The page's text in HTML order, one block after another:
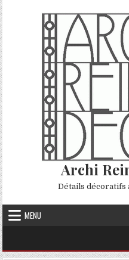
Skip to content
Archi
Détails décoratifs
MENU